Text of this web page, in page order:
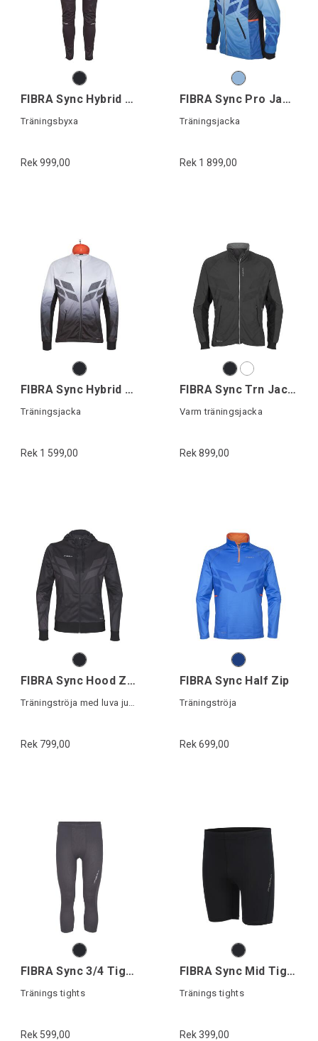
FIBRA Sync Hybrid Pant
Träningsbyxa
Rek 999,00
FIBRA Sync Pro Jacket
Träningsjacka
Rek 1 899,00
FIBRA Sync Hybrid Jacket
Träningsjacka
Rek 1 599,00
FIBRA Sync Trn Jacket Warm
Varm träningsjacka
Rek 899,00
FIBRA Sync Hood Zip Jr
Rek 799,00
FIBRA Sync Half Zip
Träningströja
Rek 699,00
FIBRA Sync 3/4 Tights
Tränings tights
Rek 599,00
FIBRA Sync Mid Tights
Tränings tights
Rek 399,00